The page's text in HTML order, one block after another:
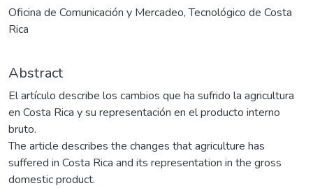
Oficina de Comunicación y Mercadeo, Tecnológico de Costa
Rica
Abstract
El artículo describe los cambios que ha sufrido la agricultura
en Costa Rica y su representación en el producto interno
bruto.
The article describes the changes that agriculture has
suffered in Costa Rica and its representation in the gross
domestic product.